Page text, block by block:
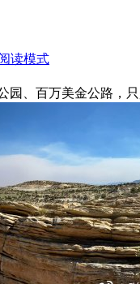
读模式
、百万美金公路，